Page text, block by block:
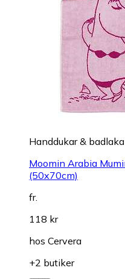
Handdukar &
Moomin Arabia
(50x70cm)
fr.
118 kr
hos Cervera
+2 butiker